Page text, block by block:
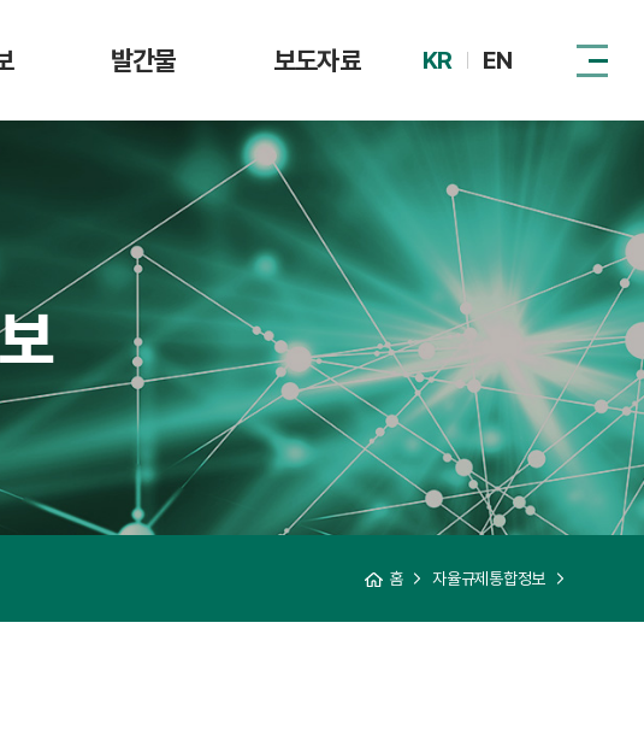
발간물
디지털자산시장 제도
이슈리포트
정책 자료집
보도자료
관계기관
KR EN
홈 자율규제통합정보